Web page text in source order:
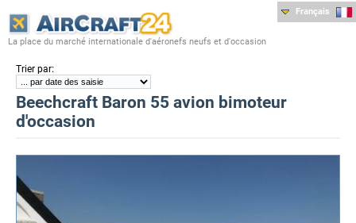
La place du marché internationale d'aéronefs neufs et d'occasion
Français
Trier par:
Beechcraft Baron 55 avion bimoteur
d'occasion